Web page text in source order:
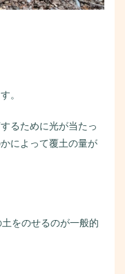
。
るために光が当たっ
によって覆土の量が
をのせるのが一般的